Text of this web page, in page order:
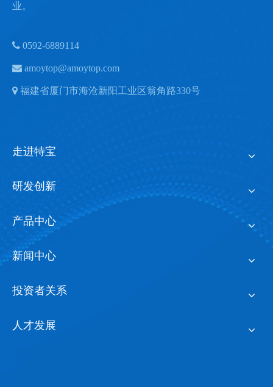
业。
 0592-6889114
 amoytop@amoytop.com
 福建省厦门市海沧新阳工业区翁角路330号
走进特宝
研发创新
产品中心
新闻中心
投资者关系
人才发展